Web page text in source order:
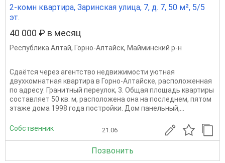
2-комн квартира, Заринская улица, 7, д. 7, 50 м², 5/5
эт.
40 000 ₽ в месяц
Республика Алтай, Горно-Алтайск, Майминский р-н
Сдаётся через агентство недвижимости уютная
двухкомнатная квартира в Горно-Алтайске, расположенная
по адресу: Гранитный переулок, 3. Общая площадь квартиры
составляет 50 кв. м, расположена она на последнем, пятом
этаже дома 1998 года постройки. Дом панельный,...
Собственник 21.06
Позвонить